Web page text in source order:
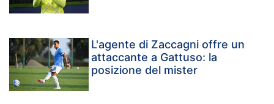
L'agente di Zaccagni offre un
attaccante a Gattuso: la
posizione del mister